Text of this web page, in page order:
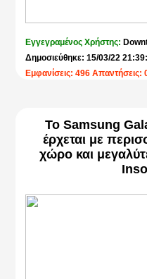
Εγγεγραμένος Χρήστης:
Δημοσιεύθηκε: 15/03/22
Εμφανίσεις: 496 Απαντήσεις:
Το Samsung
έρχεται με
χώρο και